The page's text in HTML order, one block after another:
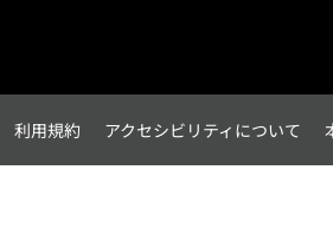
利用規約 アクセシビリティについて